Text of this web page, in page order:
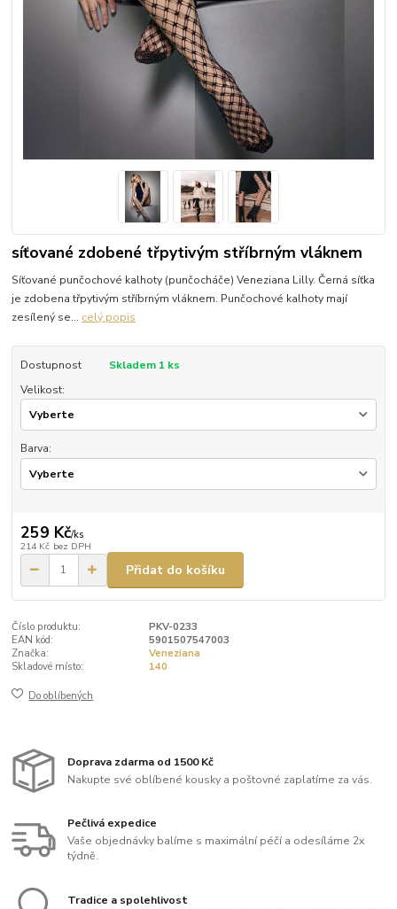
síťované zdobené třpytivým stříbrným vláknem
Síťované punčochové kalhoty (punčocháče) Veneziana Lilly. Černá síťka
je zdobena třpytivým stříbrným vláknem. Punčochové kalhoty mají
zesílený se... celý popis
Dostupnost
Skladem 1 ks
Velikost:
Barva:
259 Kč/ks
214 Kč bez DPH
Přidat do košíku
Číslo produktu:
PKV-0233
EAN kód:
5901507547003
Značka:
Veneziana
Skladové místo:
140
Do oblíbených
Doprava zdarma od 1500 Kč
Nakupte své oblíbené kousky a poštovné zaplatíme za vás.
Pečlivá expedice
Vaše objednávky balíme s maximální péčí a odesíláme 2x
týdně.
Tradice a spolehlivost